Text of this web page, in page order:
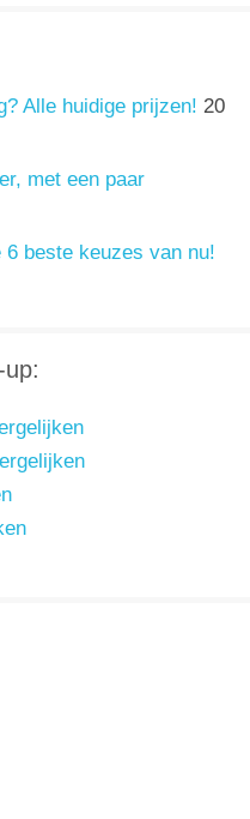
Alle huidige prijzen! 20
met een paar
beste keuzes van nu!